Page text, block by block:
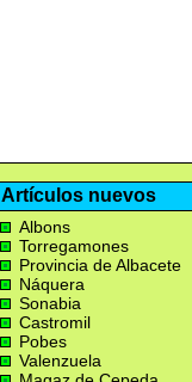
Artículos nuevos
Albons
Torregamones
Provincia de Albacete
Náquera
Sonabia
Castromil
Pobes
Valenzuela